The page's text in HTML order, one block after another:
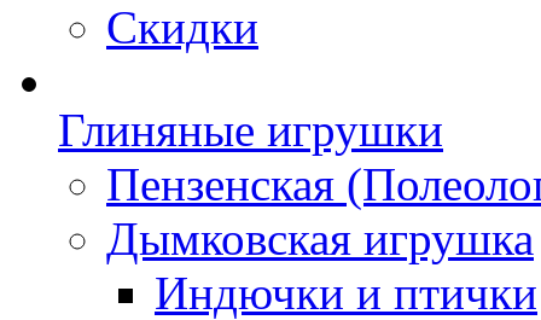
Скидки
Глиняные игрушки
Пензенская
Дымковская игрушка
Индючки и птички